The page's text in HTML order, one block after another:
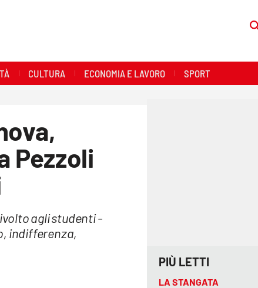
CULTURA ECONOMIA E LAVORO SPORT
Pezzoli
agli studenti -
indifferenza,
PIÙ LETTI
LA STANGATA